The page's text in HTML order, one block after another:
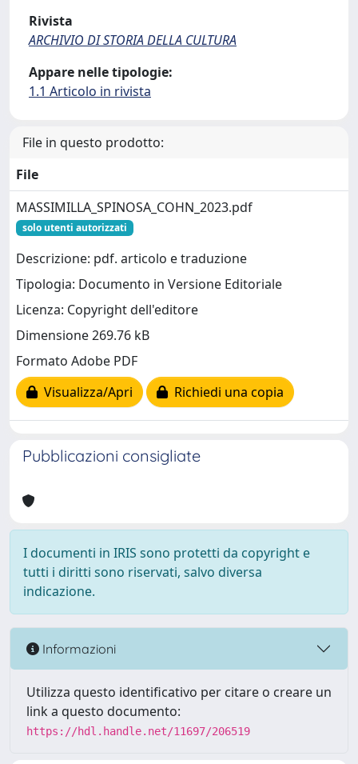
Rivista
ARCHIVIO DI STORIA DELLA CULTURA
Appare nelle tipologie:
1.1 Articolo in rivista
File in questo prodotto:
File
MASSIMILLA_SPINOSA_COHN_2023.pdf
solo utenti autorizzati
Descrizione: pdf. articolo e traduzione
Tipologia: Documento in Versione Editoriale
Licenza: Copyright dell'editore
Dimensione 269.76 kB
Formato Adobe PDF
Visualizza/Apri
Richiedi una copia
Pubblicazioni consigliate
I documenti in IRIS sono protetti da copyright e
tutti i diritti sono riservati, salvo diversa
indicazione.
Informazioni
Utilizza questo identificativo per citare o creare un
link a questo documento:
https://hdl.handle.net/11697/206519